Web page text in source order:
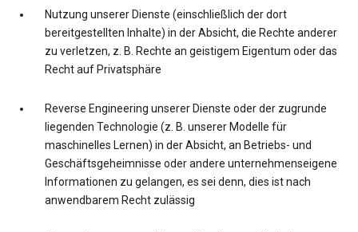
Nutzung unserer Dienste (einschließlich der dort
bereitgestellten Inhalte) in der Absicht, die Rechte anderer
zu verletzen, z. B. Rechte an geistigem Eigentum oder das
Recht auf Privatsphäre
Reverse Engineering unserer Dienste oder der zugrunde
liegenden Technologie (z. B. unserer Modelle für
maschinelles Lernen) in der Absicht, an Betriebs- und
Geschäftsgeheimnisse oder andere unternehmenseigene
Informationen zu gelangen, es sei denn, dies ist nach
anwendbarem Recht zulässig